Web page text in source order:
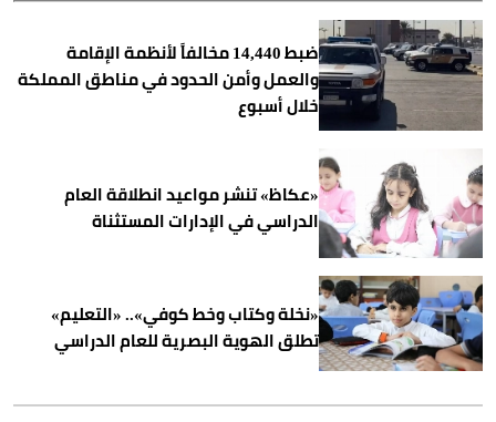
ضبط 14,440 مخالفاً لأنظمة الإقامة
والعمل وأمن الحدود في مناطق المملكة
خلال أسبوع
«عكاظ» تنشر مواعيد انطلاقة العام
الدراسي في الإدارات المستثناة
«نخلة وكتاب وخط كوفي».. «التعليم»
تطلق الهوية البصرية للعام الدراسي